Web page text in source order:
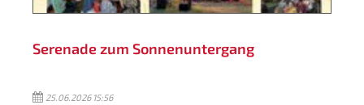
Serenade zum Sonnenuntergang
25.06.2026 15:56